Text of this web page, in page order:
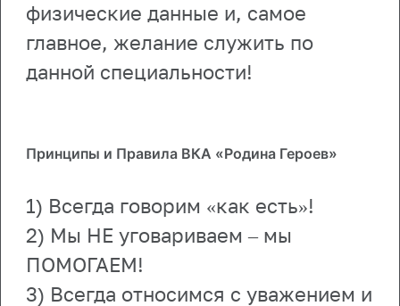
физические данные и, самое
главное, желание служить по
данной специальности!
Принципы и Правила ВКА «Родина Героев»
1) Всегда говорим «как есть»!
2) Мы НЕ уговариваем – мы
ПОМОГАЕМ!
3) Всегда относимся с уважением и